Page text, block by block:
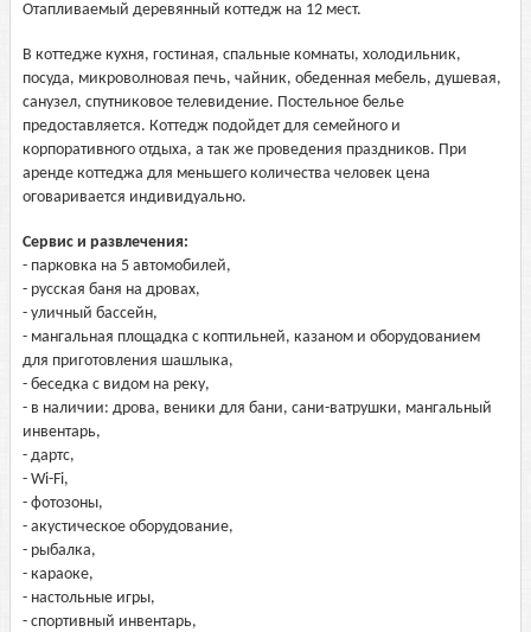
Отапливаемый деревянный коттедж на 12 мест.
В коттедже кухня, гостиная, спальные комнаты, холодильник,
посуда, микроволновая печь, чайник, обеденная мебель, душевая,
санузел, спутниковое телевидение. Постельное белье
предоставляется. Коттедж подойдет для семейного и
корпоративного отдыха, а так же проведения праздников. При
аренде коттеджа для меньшего количества человек цена
оговаривается индивидуально.
Сервис и развлечения:
- парковка на 5 автомобилей,
- русская баня на дровах,
- уличный бассейн,
- мангальная площадка с коптильней, казаном и оборудованием
для приготовления шашлыка,
- беседка с видом на реку,
- в наличии: дрова, веники для бани, сани-ватрушки, мангальный
инвентарь,
- дартс,
- Wi-Fi,
- фотозоны,
- акустическое оборудование,
- рыбалка,
- караоке,
- настольные игры,
- спортивный инвентарь,